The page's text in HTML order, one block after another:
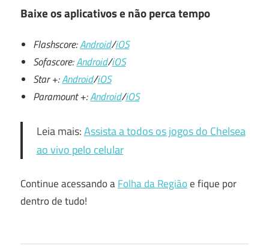
Baixe os aplicativos e não perca tempo
Flashscore:Android/iOS
Sofascore:Android/iOS
Star +:Android/iOS
Paramount +:Android/iOS
Leia mais:Assista a todos os jogos do Chelsea
ao vivo pelo celular
Continue acessando aFolha da Regiãoe fique por
dentro de tudo!